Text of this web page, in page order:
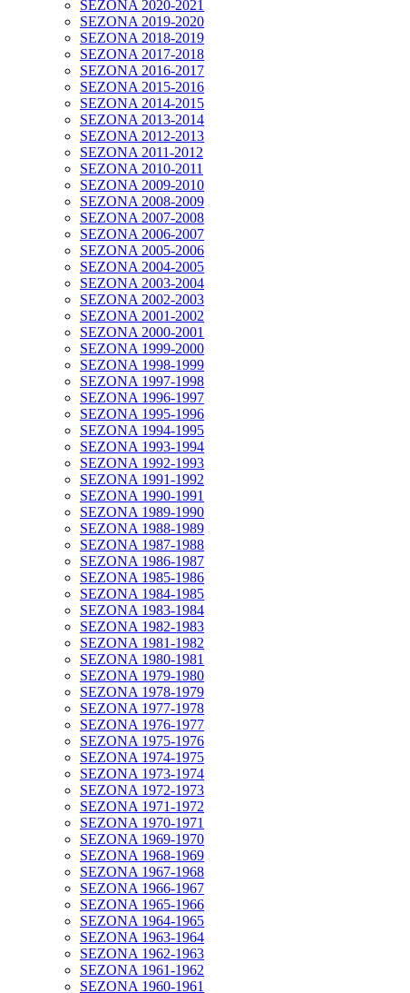
SEZONA 2020-2021
SEZONA 2019-2020
SEZONA 2018-2019
SEZONA 2017-2018
SEZONA 2016-2017
SEZONA 2015-2016
SEZONA 2014-2015
SEZONA 2013-2014
SEZONA 2012-2013
SEZONA 2011-2012
SEZONA 2010-2011
SEZONA 2009-2010
SEZONA 2008-2009
SEZONA 2007-2008
SEZONA 2006-2007
SEZONA 2005-2006
SEZONA 2004-2005
SEZONA 2003-2004
SEZONA 2002-2003
SEZONA 2001-2002
SEZONA 2000-2001
SEZONA 1999-2000
SEZONA 1998-1999
SEZONA 1997-1998
SEZONA 1996-1997
SEZONA 1995-1996
SEZONA 1994-1995
SEZONA 1993-1994
SEZONA 1992-1993
SEZONA 1991-1992
SEZONA 1990-1991
SEZONA 1989-1990
SEZONA 1988-1989
SEZONA 1987-1988
SEZONA 1986-1987
SEZONA 1985-1986
SEZONA 1984-1985
SEZONA 1983-1984
SEZONA 1982-1983
SEZONA 1981-1982
SEZONA 1980-1981
SEZONA 1979-1980
SEZONA 1978-1979
SEZONA 1977-1978
SEZONA 1976-1977
SEZONA 1975-1976
SEZONA 1974-1975
SEZONA 1973-1974
SEZONA 1972-1973
SEZONA 1971-1972
SEZONA 1970-1971
SEZONA 1969-1970
SEZONA 1968-1969
SEZONA 1967-1968
SEZONA 1966-1967
SEZONA 1965-1966
SEZONA 1964-1965
SEZONA 1963-1964
SEZONA 1962-1963
SEZONA 1961-1962
SEZONA 1960-1961